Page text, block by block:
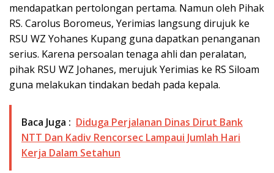
mendapatkan pertolongan pertama. Namun oleh Pihak
RS. Carolus Boromeus, Yerimias langsung dirujuk ke
RSU WZ Yohanes Kupang guna dapatkan penanganan
serius. Karena persoalan tenaga ahli dan peralatan,
pihak RSU WZ Johanes, merujuk Yerimias ke RS Siloam
guna melakukan tindakan bedah pada kepala.
Baca Juga : Diduga Perjalanan Dinas Dirut Bank
NTT Dan Kadiv Rencorsec Lampaui Jumlah Hari
Kerja Dalam Setahun